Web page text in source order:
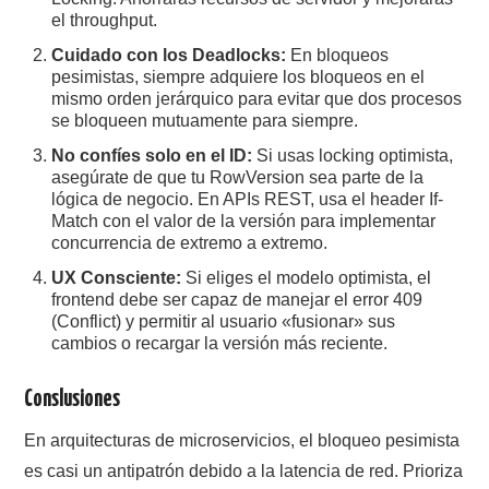
el throughput.
Cuidado con los Deadlocks: En bloqueos
pesimistas, siempre adquiere los bloqueos en el
mismo orden jerárquico para evitar que dos procesos
se bloqueen mutuamente para siempre.
No confíes solo en el ID: Si usas locking optimista,
asegúrate de que tu RowVersion sea parte de la
lógica de negocio. En APIs REST, usa el header If-
Match con el valor de la versión para implementar
concurrencia de extremo a extremo.
UX Consciente: Si eliges el modelo optimista, el
frontend debe ser capaz de manejar el error 409
(Conflict) y permitir al usuario «fusionar» sus
cambios o recargar la versión más reciente.
Conslusiones
En arquitecturas de microservicios, el bloqueo pesimista
es casi un antipatrón debido a la latencia de red. Prioriza